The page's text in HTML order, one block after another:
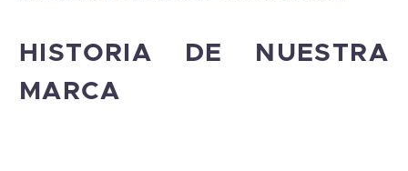
HISTORIA DE NUESTRA
MARCA